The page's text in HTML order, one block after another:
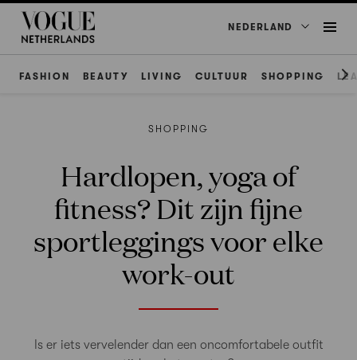
NEDERLAND
FASHION BEAUTY LIVING CULTUUR SHOPPING
SHOPPING
Hardlopen, yoga of
fitness? Dit zijn fijne
sportleggings voor elke
work-out
Is er iets vervelender dan een oncomfortabele outfit